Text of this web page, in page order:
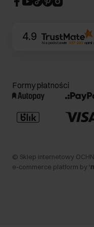
4.9
Na podstawie 357 203 opinii
Formy płatności
© Sklep internetowy
e-commerce platform by